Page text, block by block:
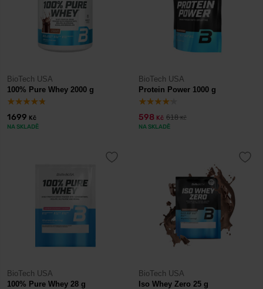
BioTech USA
100% Pure Whey 2000 g
1699 Kč
NA SKLADĚ
BioTech USA
Protein Power 1000 g
598 Kč 618Kč
NA SKLADĚ
BioTech USA
100% Pure Whey 28 g
BioTech USA
Iso Whey Zero 25 g